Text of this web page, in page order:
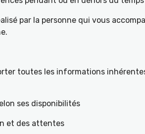
par la personne qui vous
toutes les informations
ses disponibilités
et des attentes